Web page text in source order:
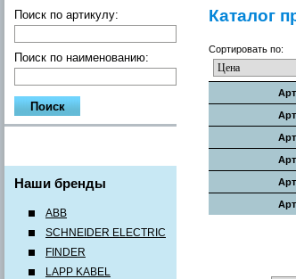
Поиск по артикулу:
Поиск по наименованию:
Наши бренды
ABB
SCHNEIDER ELECTRIC
FINDER
LAPP KABEL
Каталог
Сортировать по: